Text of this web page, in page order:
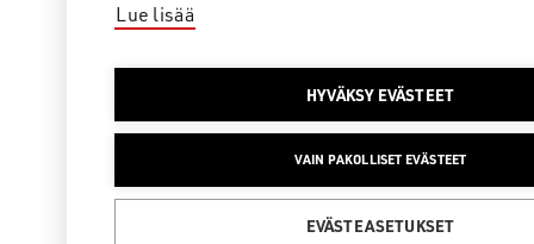
Lue lisää
HYVÄKSY EVÄSTEET
VAIN PAKOLLISET EVÄSTEET
EVÄSTEASETUKSET